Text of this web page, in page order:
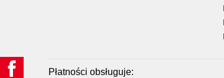
Płatności obsługuje: